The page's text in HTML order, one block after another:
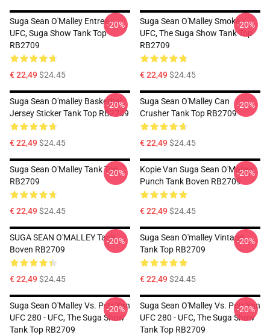
Suga Sean O'Malley Entree -
UFC, Suga Show Tank Top
RB2709
€ 22,49$24.45
-20%
Suga Sean O'Malley Smoke -
UFC, The Suga Show Tank Top
RB2709
€ 22,49$24.45
-20%
Suga Sean O'malley Basketbal
Jersey Sticker Tank Top RB2709
€ 22,49$24.45
-20%
Suga Sean O'Malley Can
Crusher Tank Top RB2709
€ 22,49$24.45
-20%
Suga Sean O'Malley Tank Top
RB2709
€ 22,49$24.45
-20%
Kopie Van Suga Sean O'Malley
Punch Tank Boven RB2709
€ 22,49$24.45
-20%
SUGA SEAN O'MALLEY Tank
Boven RB2709
€ 22,49$24.45
-20%
Suga Sean O'malley Vintage
Tank Top RB2709
€ 22,49$24.45
-20%
Suga Sean O'Malley Vs. Petr Yan
UFC 280 - UFC, The Suga Show
Tank Top RB2709
-20%
Suga Sean O'Malley Vs. Petr Yan
UFC 280 - UFC, The Suga Show
Tank Top RB2709
-20%